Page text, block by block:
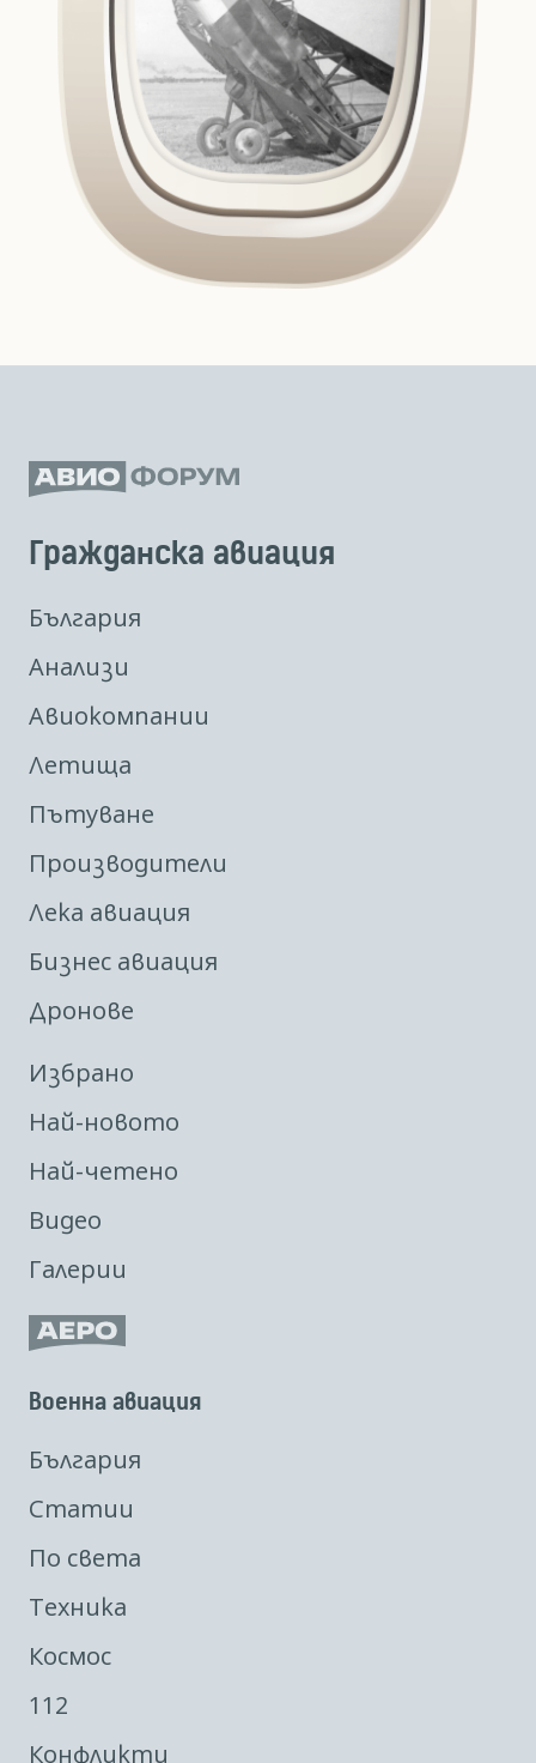
Гражданска авиация
България
Анализи
Авиокомпании
Летища
Пътуване
Производители
Лека авиация
Бизнес авиация
Дронове
Избрано
Най-новото
Най-четено
Видео
Галерии
Военна авиация
България
Статии
По света
Техника
Космос
112
Конфликти